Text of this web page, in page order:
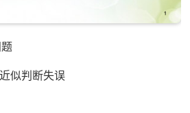
似判断失误